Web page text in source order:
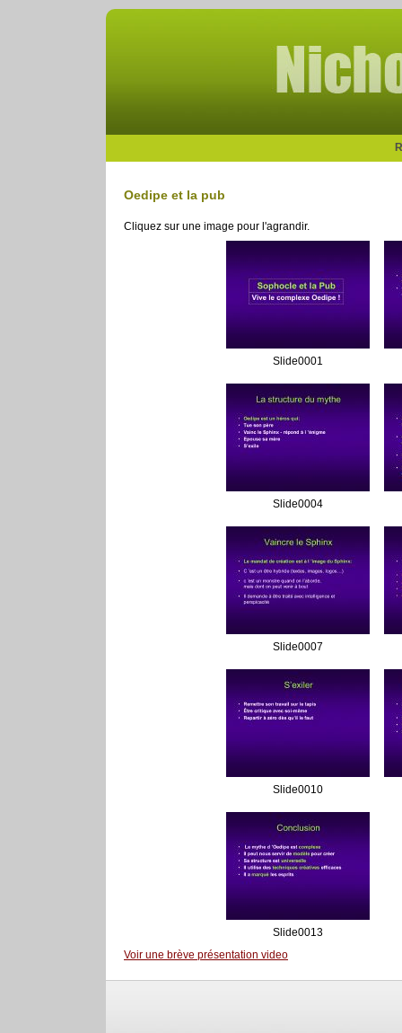
Oedipe et la pub
Cliquez sur une image pour l'agrandir.
Slide0001
Slide0004
Slide0007
Slide0010
Slide0013
Voir une brève présentation video